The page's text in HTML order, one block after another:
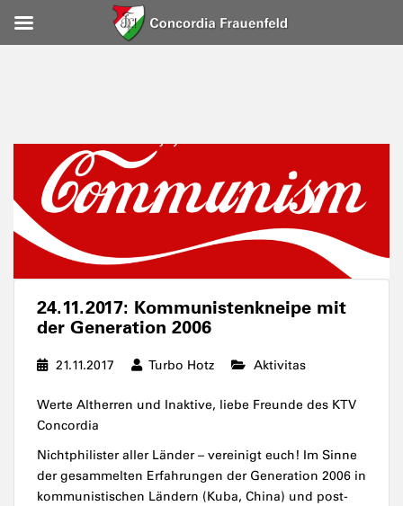
24.11.2017: Kommunistenkneipe mit
der Generation 2006
21.11.2017 Turbo Hotz Aktivitas
Werte Altherren und Inaktive, liebe Freunde des KTV
Concordia
Nichtphilister aller Länder – vereinigt euch! Im Sinne
der gesammelten Erfahrungen der Generation 2006 in
kommunistischen Ländern (Kuba, China) und post-